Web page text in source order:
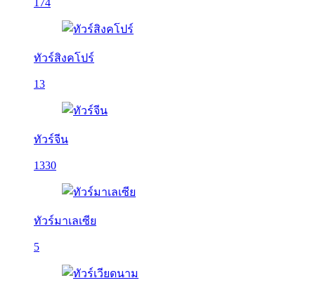
174
ทัวร์สิงคโปร์
13
ทัวร์จีน
1330
ทัวร์มาเลเซีย
5